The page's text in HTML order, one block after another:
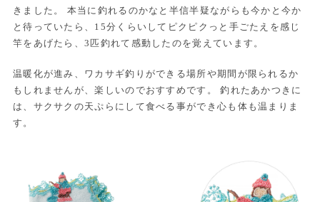
きました。 本当に釣れるのかなと半信半疑ながらも今かと今か
と待っていたら、15分くらいしてピクピクっと手ごたえを感じ
竿をあげたら、3匹釣れて感動したのを覚えています。
温暖化が進み、ワカサギ釣りができる場所や期間が限られるか
もしれませんが、楽しいのでおすすめです。 釣れたあかつきに
は、サクサクの天ぷらにして食べる事ができ心も体も温まりま
す。